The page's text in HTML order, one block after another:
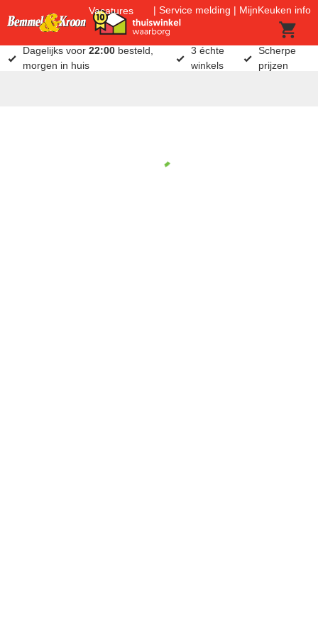
Vacatures Service melding MijnKeuken info
Dagelijks voor22:00 besteld,
morgen in huis
3 échte
winkels
Scherpe
prijzen